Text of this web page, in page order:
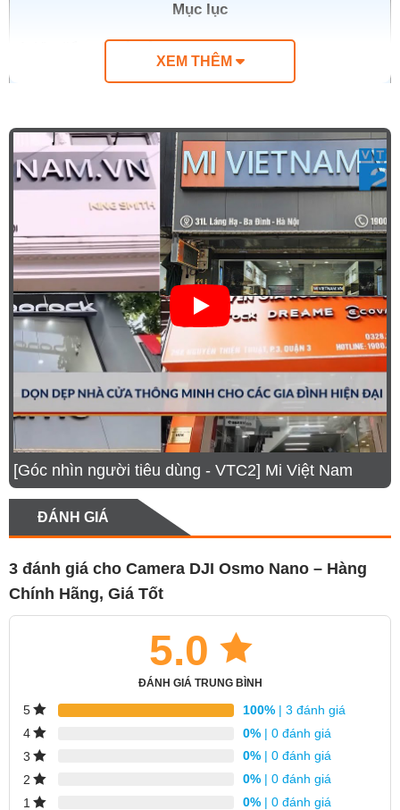
Mục lục
Ưu điểm nổi bật của camera DJI Osmo Nano
Thiết kế siêu nhỏ gọn, thoải mái khi đeo
143°
5.Ghi hình với độ sâu màu 10-bit và chế độ D-Log M
6.Chế độ SuperNight cho khả năng quay đêm ấn tượng
Hai chế độ chống rung chuyên nghiệp
HorizonBalancing và RockSteady 3.0
8.Vision Dock đa năng, sạc nhanh và thời lượng pin ấn
tượng
9.Hỗ trợ truyền tải dữ liệu siêu tốc
10.DJI Osmo Nano có khả năng chống nước mạnh mẽ
11.Nhiều tùy chọn âm thanh chuyên nghiệp
Tự do sáng tạo với nhiều chế độ quay linh hoạt
Biên tập mượt mà và nhanh chóng với ứng dụng DJI
Mimo
Đặt mua DJI Osmo Nano chính hãng tại Mi Việt Nam
Ưu điểm nổi bật của camera DJI Osmo Nano
Thiết kế siêu nhỏ gọn, thoải mái khi đeo
Cảm biến 1/1.3 inch cho chất lượng hình ảnh
vượt trội
Hiệu suất quay chuyên nghiệp, góc nhìn siêu
rộng 143°
Ghi hình với độ sâu màu 10-bit và chế độ D-Log
Chế độ SuperNight cho khả năng quay đêm ấn
tượng
Hai chế độ chống rung chuyên nghiệp
HorizonBalancing và RockSteady 3.0
Vision Dock đa năng, sạc nhanh và thời lượng
XEM THÊM
[Góc nhìn người tiêu dùng - VTC2] Mi Việt Nam
ĐÁNH GIÁ
3 đánh giá cho Camera DJI Osmo Nano – Hàng
Chính Hãng, Giá Tốt
5.0
ĐÁNH GIÁ TRUNG BÌNH
5 100% | 3 đánh giá
4
0% | 0 đánh giá
3
0% | 0 đánh giá
2
0% | 0 đánh giá
1
0% | 0 đánh giá